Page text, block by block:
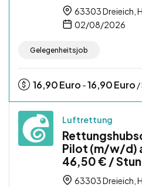
63303 Dreieich,
02/08/2026
Gelegenheitsjob
16,90Euro -16,90Euro /
Luftrettung
Pilot (m/w/d)
46,50 € /
63303 Dreieich,